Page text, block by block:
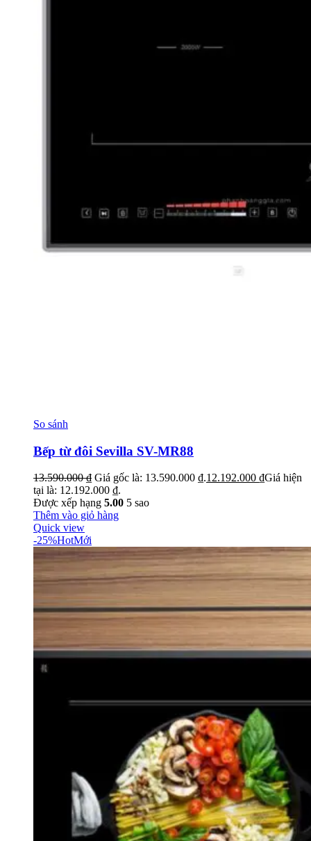
So sánh
Bếp từ đôi Sevilla SV-MR88
13.590.000₫ Giá gốc là: 13.590.000 ₫.12.192.000 ₫Giá hiện
tại là: 12.192.000 ₫.
Được xếp hạng 5.00 5 sao
Thêm vào giỏ hàng
Quick view
-25%HotMới